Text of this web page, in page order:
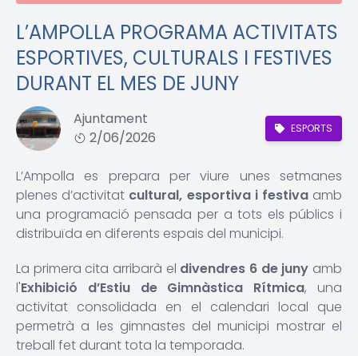
L’AMPOLLA PROGRAMA ACTIVITATS
ESPORTIVES, CULTURALS I FESTIVES
DURANT EL MES DE JUNY
Ajuntament
2/06/2026
ESPORTS
L’Ampolla es prepara per viure unes setmanes
plenes d’activitat cultural, esportiva i festivaamb
una programació pensada per a tots els públics i
distribuïda en diferents espais del municipi.
La primera cita arribarà el divendres 6 de juny amb
l'Exhibició d’Estiu de Gimnàstica Rítmica, una
activitat consolidada en el calendari local que
permetrà a les gimnastes del municipi mostrar el
treball fet durant tota la temporada.